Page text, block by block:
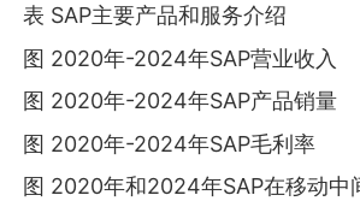
表 SAP主要产品和服务介绍
图 2020年-2024年SAP营业收入
图 2020年-2024年SAP产品销量
图 2020年-2024年SAP毛利率
图 2020年和2024年SAP在移动中